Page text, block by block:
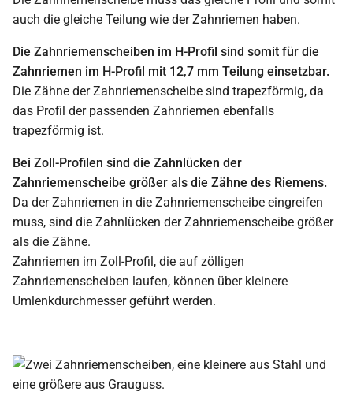
auch die gleiche Teilung wie der Zahnriemen haben.
Die Zahnriemenscheiben im H-Profil sind somit für die
Zahnriemen im H-Profil mit 12,7 mm Teilung einsetzbar.
Die Zähne der Zahnriemenscheibe sind trapezförmig, da
das Profil der passenden Zahnriemen ebenfalls
trapezförmig ist.
Bei Zoll-Profilen sind die Zahnlücken der
Zahnriemenscheibe größer als die Zähne des Riemens.
Da der Zahnriemen in die Zahnriemenscheibe eingreifen
muss, sind die Zahnlücken der Zahnriemenscheibe größer
als die Zähne.
Zahnriemen im Zoll-Profil, die auf zölligen
Zahnriemenscheiben laufen, können über kleinere
Umlenkdurchmesser geführt werden.